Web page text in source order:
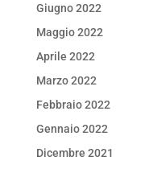
Giugno 2022
Maggio 2022
Aprile 2022
Marzo 2022
Febbraio 2022
Gennaio 2022
Dicembre 2021